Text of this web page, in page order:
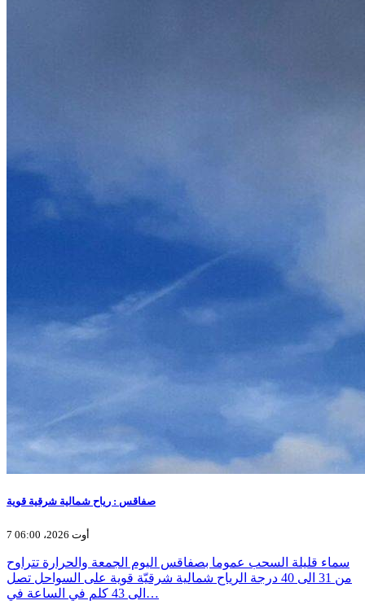
صفاقس : رياح شمالية شرقية قوية
7 أوت 2026، 06:00
سماء قليلة السحب عموما بصفاقس اليوم الجمعة والحرارة تتراوح
من 31 الى 40 درجة الرياح شمالية شرقيّة قوية على السواحل تصل
الى 43 كلم في الساعة في…